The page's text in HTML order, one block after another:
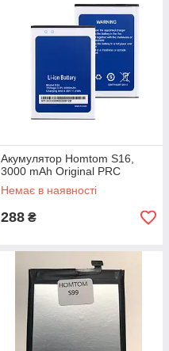
Акумулятор Homtom S16,
3000 mAh Original PRC
Немає в наявності
288 ₴